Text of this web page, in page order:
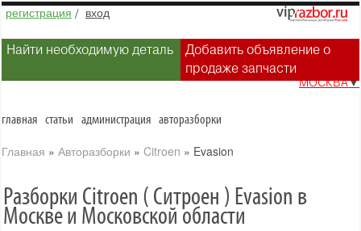
регистрация / вход
Найти необходимую деталь
Добавить объявление о
продаже запчасти
МОСКВА▼
главная статьи администрация авторазборки
Главная » Авторазборки » Citroen » Evasion
Разборки Citroen ( Ситроен ) Evasion в
Москве и Московской области